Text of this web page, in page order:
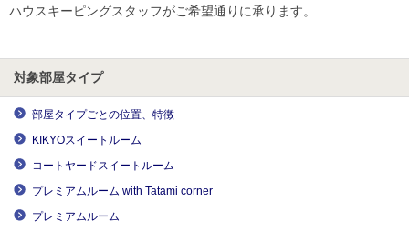
ハウスキーピングスタッフがご希望通りに承ります。
対象部屋タイプ
部屋タイプごとの位置、特徴
KIKYOスイートルーム
コートヤードスイートルーム
プレミアムルーム with Tatami corner
プレミアムルーム